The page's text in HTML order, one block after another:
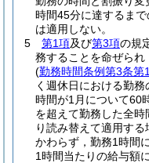
時間45分に達するまで
は適用しない。
5
第1項及び第3項の規
務することを命ぜら
(勤務時間条例第3条第
く週休日における勤
時間が1月について60
を超えて勤務した全時
り読み替えて適用す
かわらず，勤務1時間
1時間当たりの給与額